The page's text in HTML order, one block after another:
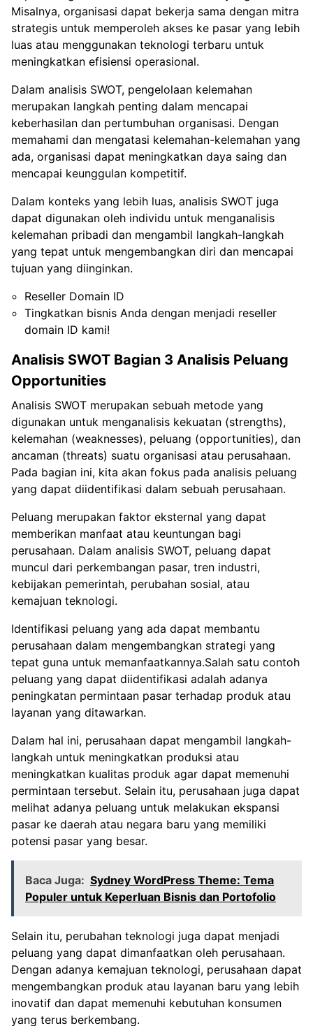
Misalnya, organisasi dapat bekerja sama dengan mitra
strategis untuk memperoleh akses ke pasar yang lebih
luas atau menggunakan teknologi terbaru untuk
meningkatkan efisiensi operasional.
Dalam analisis SWOT, pengelolaan kelemahan
merupakan langkah penting dalam mencapai
keberhasilan dan pertumbuhan organisasi. Dengan
memahami dan mengatasi kelemahan-kelemahan yang
ada, organisasi dapat meningkatkan daya saing dan
mencapai keunggulan kompetitif.
Dalam konteks yang lebih luas, analisis SWOT juga
dapat digunakan oleh individu untuk menganalisis
kelemahan pribadi dan mengambil langkah-langkah
yang tepat untuk mengembangkan diri dan mencapai
tujuan yang diinginkan.
Reseller Domain ID
Tingkatkan bisnis Anda dengan menjadi reseller
domain ID kami!
Analisis SWOT Bagian 3 Analisis Peluang
Opportunities
Analisis SWOT merupakan sebuah metode yang
digunakan untuk menganalisis kekuatan (strengths),
kelemahan (weaknesses), peluang (opportunities), dan
ancaman (threats) suatu organisasi atau perusahaan.
Pada bagian ini, kita akan fokus pada analisis peluang
yang dapat diidentifikasi dalam sebuah perusahaan.
Peluang merupakan faktor eksternal yang dapat
memberikan manfaat atau keuntungan bagi
perusahaan. Dalam analisis SWOT, peluang dapat
muncul dari perkembangan pasar, tren industri,
kebijakan pemerintah, perubahan sosial, atau
kemajuan teknologi.
Identifikasi peluang yang ada dapat membantu
perusahaan dalam mengembangkan strategi yang
tepat guna untuk memanfaatkannya.Salah satu contoh
peluang yang dapat diidentifikasi adalah adanya
peningkatan permintaan pasar terhadap produk atau
layanan yang ditawarkan.
Dalam hal ini, perusahaan dapat mengambil langkah-
langkah untuk meningkatkan produksi atau
meningkatkan kualitas produk agar dapat memenuhi
permintaan tersebut. Selain itu, perusahaan juga dapat
melihat adanya peluang untuk melakukan ekspansi
pasar ke daerah atau negara baru yang memiliki
potensi pasar yang besar.
Baca Juga: Sydney WordPress Theme: Tema
Populer untuk Keperluan Bisnis dan Portofolio
Selain itu, perubahan teknologi juga dapat menjadi
peluang yang dapat dimanfaatkan oleh perusahaan.
Dengan adanya kemajuan teknologi, perusahaan dapat
mengembangkan produk atau layanan baru yang lebih
inovatif dan dapat memenuhi kebutuhan konsumen
yang terus berkembang.